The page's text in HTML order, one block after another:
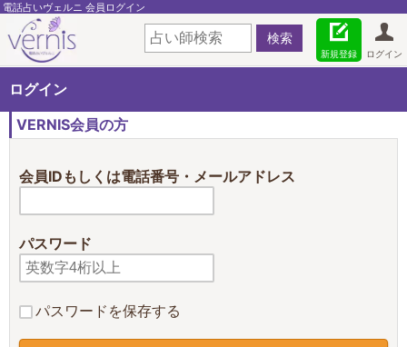
電話占いヴェルニ 会員ログイン
ログイン
新規登録
ログイン
VERNIS会員の方
会員IDもしくは電話番号・メールアドレス
パスワード
パスワードを保存する